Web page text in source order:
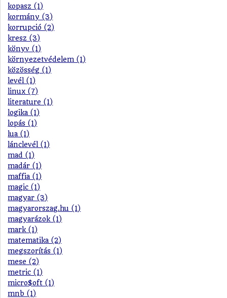
kopasz (1)
kormány (3)
korrupció (2)
kresz (3)
könyv (1)
környezetvédelem (1)
közösség (1)
levél (1)
linux (7)
literature (1)
logika (1)
lopás (1)
lua (1)
lánclevél (1)
mad (1)
madár (1)
maffia (1)
magic (1)
magyar (3)
magyarorszag.hu (1)
magyarázok (1)
mark (1)
matematika (2)
megszorítás (1)
mese (2)
metric (1)
micro$oft (1)
mnb (1)